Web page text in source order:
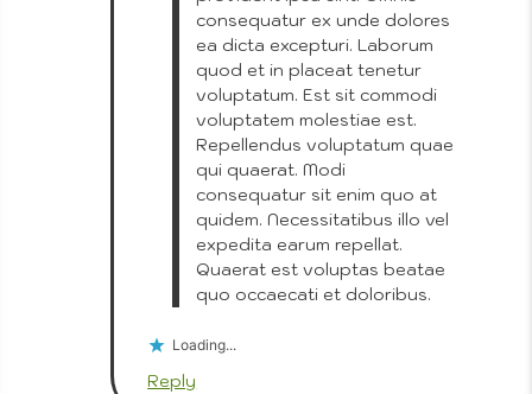
consequatur ex unde dolores
ea dicta excepturi. Laborum
quod et in placeat tenetur
voluptatum. Est sit commodi
voluptatem molestiae est.
Repellendus voluptatum quae
qui quaerat. Modi
consequatur sit enim quo at
quidem. Necessitatibus illo vel
expedita earum repellat.
Quaerat est voluptas beatae
quo occaecati et doloribus.
Loading...
Reply